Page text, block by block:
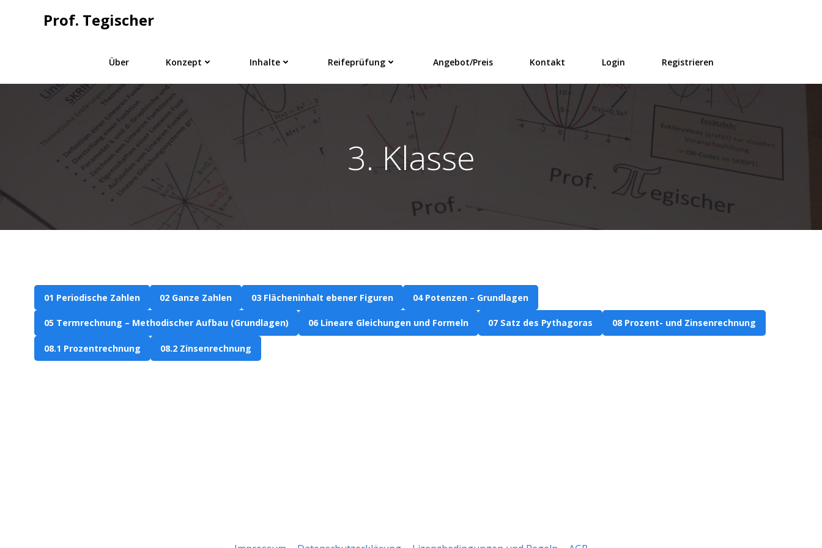
Prof. Tegischer
Über Konzept Inhalte Reifeprüfung Angebot/Preis Kontakt Login Registrieren
3. Klasse
01 Periodische Zahlen 02 Ganze Zahlen 03 Flächeninhalt ebener Figuren 04 Potenzen – Grundlagen
05 Termrechnung – Methodischer Aufbau (Grundlagen) 06 Lineare Gleichungen und Formeln 07 Satz des Pythagoras 08 Prozent- und Zinsenrechnung
08.1 Prozentrechnung 08.2 Zinsenrechnung